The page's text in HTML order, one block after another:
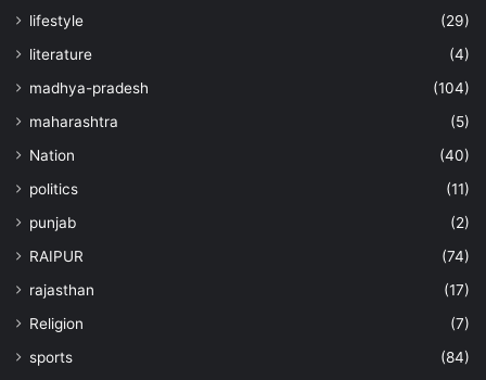
lifestyle
(29)
literature
(4)
madhya-pradesh
(104)
maharashtra
(5)
Nation
(40)
politics
(11)
punjab
(2)
RAIPUR
(74)
rajasthan
(17)
Religion
(7)
sports
(84)